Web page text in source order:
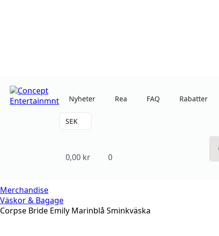
Nyheter Rea FAQ Rabatter
SEK
0,00 kr 0
Merchandise
Väskor & Bagage
Corpse Bride Emily Marinblå Sminkväska